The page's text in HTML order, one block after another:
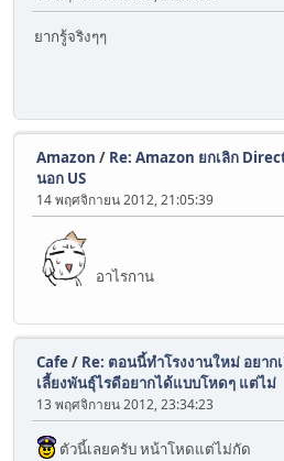
ยากรู้จริงๆๆ
Amazon / Re: Amazon ยกเลิก
นอก US
14 พฤศจิกายน 2012, 21:05:39
อาไรกาน
Cafe/ Re: ตอนนี้ทำโรงงานใหม่ อยาก
เลี้ยงพันธุ์ไรดีอยากได้แบบโหดๆ แต่ไม่
13 พฤศจิกายน 2012, 23:34:23
ตัวนี้เลยครับ หน้าโหดแต่ไม่กัด